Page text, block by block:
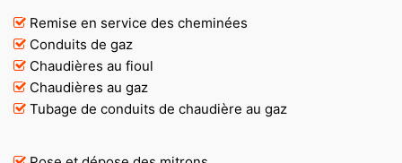
Remise en service des cheminées
Conduits de gaz
Chaudières au fioul
Chaudières au gaz
Tubage de conduits de chaudière au gaz